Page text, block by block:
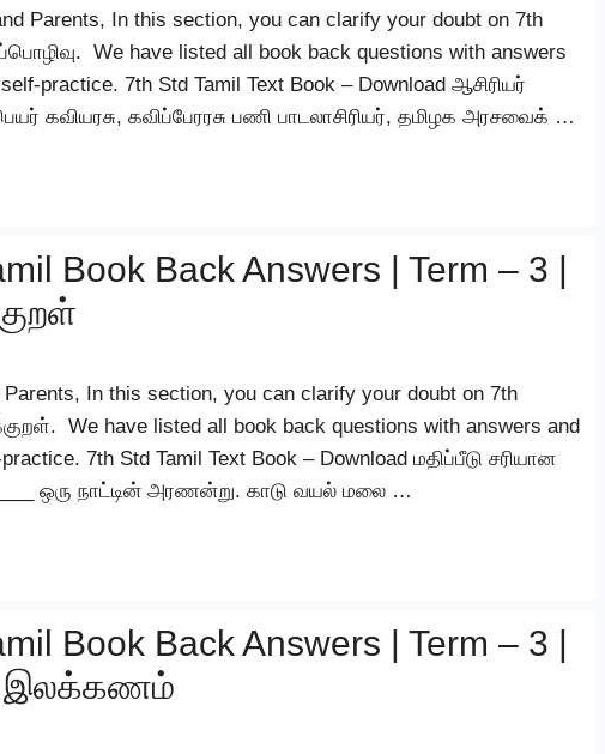
Parents, In this section, you can clarify your doubt on 7th
We have listed all book back questions with answers
practice. 7th Std Tamil Text Book – Download ஆசிரியர்
கவியரசு, கவிப்பேரரசு பணி பாடலாசிரியர், தமிழக அரசவைக் …
Book Back Answers | Term – 3 |
In this section, you can clarify your doubt on 7th
We have listed all book back questions with answers and
7th Std Tamil Text Book – Download மதிப்பீடு சரியான
ஒரு நாட்டின் அரணன்று. காடு வயல் மலை …
Book Back Answers | Term – 3 |
இலக்கணம்